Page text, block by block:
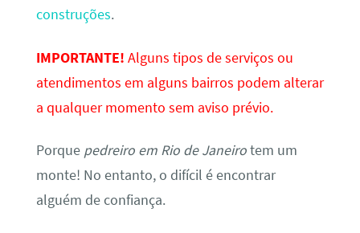
construções.
IMPORTANTE! Alguns tipos de serviços ou
atendimentos em alguns bairros podem alterar
a qualquer momento sem aviso prévio.
Porque pedreiro em Rio de Janeirotem um
monte! No entanto, o difícil é encontrar
alguém de confiança.